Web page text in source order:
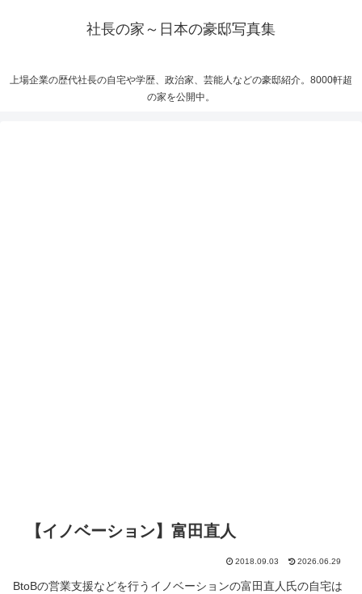
社長の家～日本の豪邸写真集
上場企業の歴代社長の自宅や学歴、政治家、芸能人などの豪邸紹介。8000軒超
の家を公開中。
【イノベーション】富田直人
2018.09.03 2026.06.29
BtoBの営業支援などを行うイノベーションの富田直人氏の自宅は